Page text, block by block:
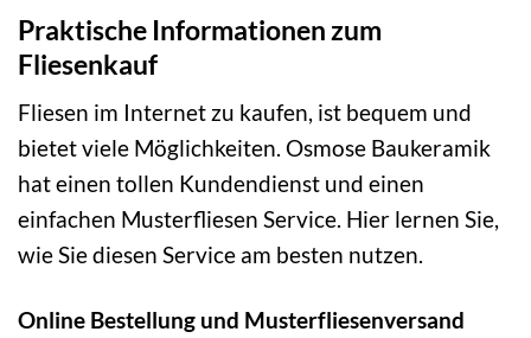
Praktische Informationen zum
Fliesenkauf
Fliesen im Internet zu kaufen, ist bequem und
bietet viele Möglichkeiten. Osmose Baukeramik
hat einen tollen Kundendienst und einen
einfachen Musterfliesen Service. Hier lernen Sie,
wie Sie diesen Service am besten nutzen.
Online Bestellung und Musterfliesenversand